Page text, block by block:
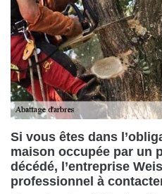
Si vous êtes dans
maison occupée par un
décédé, l’entreprise
professionnel à